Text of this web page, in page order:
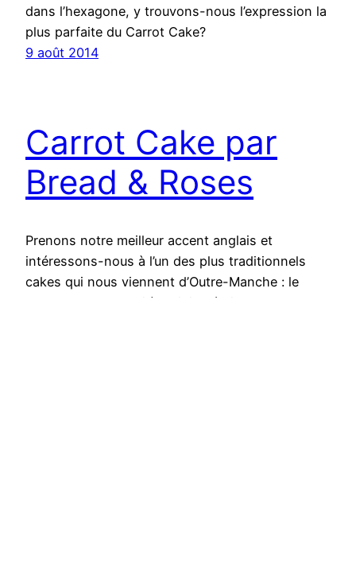
dans l’hexagone, y trouvons-nous l’expression la
plus parfaite du Carrot Cake?
9 août 2014
Carrot Cake par
Bread & Roses
Prenons notre meilleur accent anglais et
intéressons-nous à l’un des plus traditionnels
cakes qui nous viennent d’Outre-Manche : le
Carrot Cake. Ce qui à l’origine était un modeste